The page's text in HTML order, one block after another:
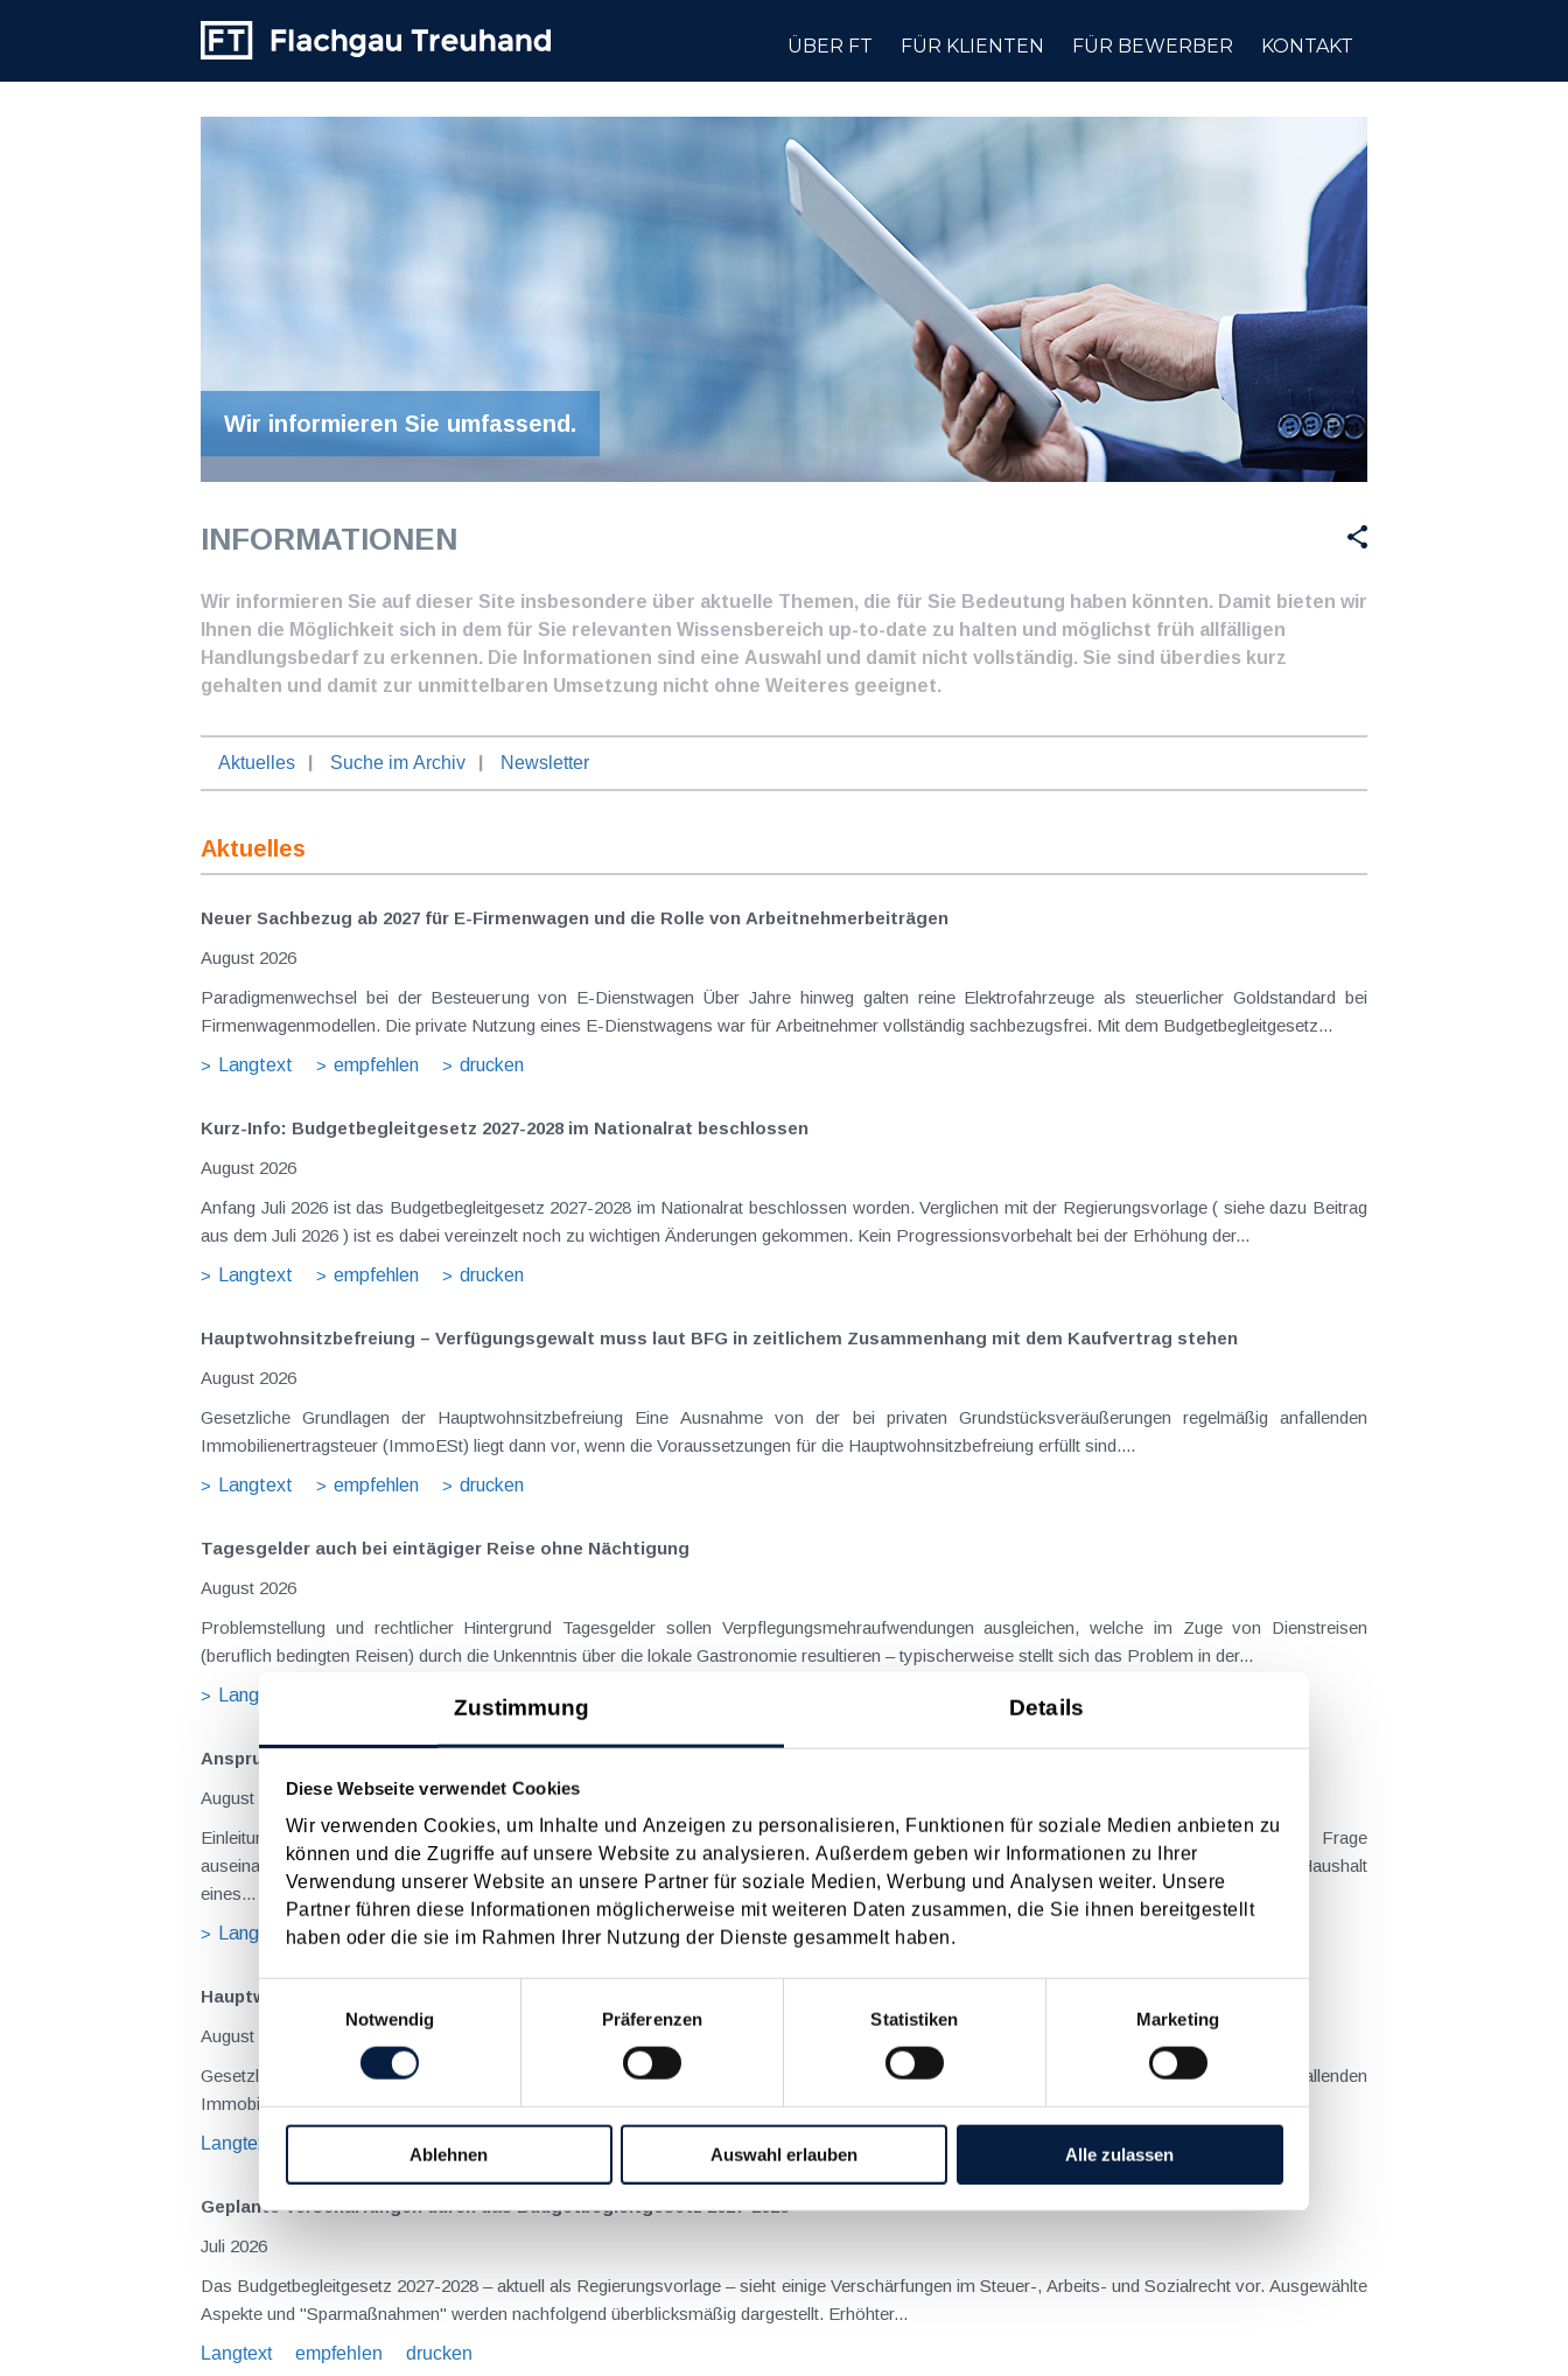
Zustimmung Details
Diese Webseite verwendet Cookies
Wir verwenden Cookies, um Inhalte und Anzeigen zu personalisieren, Funktionen für soziale Medien anbieten zu
können und die Zugriffe auf unsere Website zu analysieren. Außerdem geben wir Informationen zu Ihrer
Verwendung unserer Website an unsere Partner für soziale Medien, Werbung und Analysen weiter. Unsere
Partner führen diese Informationen möglicherweise mit weiteren Daten zusammen, die Sie ihnen bereitgestellt
haben oder die sie im Rahmen Ihrer Nutzung der Dienste gesammelt haben.
Einwilligungsauswahl
Notwendig
Präferenzen Statistiken Marketing
Ablehnen Auswahl erlauben Alle zulassen
ÜBER FT FÜR KLIENTEN FÜR BEWERBER KONTAKT
Wir informieren Sie umfassend.
INFORMATIONEN
Wir informieren Sie auf dieser Site insbesondere über aktuelle Themen, die für Sie Bedeutung haben könnten. Damit bieten wir
Ihnen die Möglichkeit sich in dem für Sie relevanten Wissensbereich up-to-date zu halten und möglichst früh allfälligen
Handlungsbedarf zu erkennen. Die Informationen sind eine Auswahl und damit nicht vollständig. Sie sind überdies kurz
gehalten und damit zur unmittelbaren Umsetzung nicht ohne Weiteres geeignet.
Aktuelles Suche im Archiv Newsletter
Aktuelles
Neuer Sachbezug ab 2027 für E-Firmenwagen und die Rolle von Arbeitnehmer​­beiträgen
August 2026
Paradigmenwechsel bei der Besteuerung von E-Dienstwagen Über Jahre hinweg galten reine Elektrofahrzeuge als steuerlicher Goldstandard bei
Firmenwagenmodellen. Die private Nutzung eines E-Dienstwagens war für Arbeitnehmer vollständig sachbezugsfrei. Mit dem Budgetbegleitgesetz...
Langtext
empfehlen drucken
Kurz-Info: Budgetbegleitgesetz 2027-2028 im Nationalrat beschlossen
August 2026
Anfang Juli 2026 ist das Budgetbegleitgesetz 2027-2028 im Nationalrat beschlossen worden. Verglichen mit der Regierungsvorlage ( siehe dazu Beitrag
aus dem Juli 2026 ) ist es dabei vereinzelt noch zu wichtigen Änderungen gekommen. Kein Progressionsvorbehalt bei der Erhöhung der...
Langtext
empfehlen drucken
Hauptwohnsitz​­befreiung – Verfügungsgewalt muss laut BFG in zeitlichem Zusammenhang mit dem Kaufvertrag stehen
August 2026
Gesetzliche Grundlagen der Hauptwohnsitzbefreiung Eine Ausnahme von der bei privaten Grundstücksveräußerungen regelmäßig anfallenden
Immobilienertragsteuer (ImmoESt) liegt dann vor, wenn die Voraussetzungen für die Hauptwohnsitzbefreiung erfüllt sind....
Langtext
empfehlen drucken
Tagesgelder auch bei eintägiger Reise ohne Nächtigung
August 2026
Problemstellung und rechtlicher Hintergrund Tagesgelder sollen Verpflegungsmehraufwendungen ausgleichen, welche im Zuge von Dienstreisen
(beruflich bedingten Reisen) durch die Unkenntnis über die lokale Gastronomie resultieren – typischerweise stellt sich das Problem in der...
Langtext
drucken
Anspruch auf Familienbeihilfe bei geschiedenen Eltern
August 2026
Einleitung und Kernaussage der Entscheidung Das Bundesfinanzgericht (GZ RV/7103366/2025 vom 10.02.2026) hatte sich mit der Frage
auseinanderzusetzen, welchem Elternteil nach einer Scheidung die Familienbeihilfe zusteht, wenn sich das Kind tatsächlich überwiegend im Haushalt
eines...
Langtext
empfehlen drucken
Hauptwohnsitz​­befreiung – Verfügungsgewalt muss laut BFG in zeitlichem Zusammenhang mit dem Kaufvertrag stehen
August 2026
Gesetzliche Grundlagen der Hauptwohnsitzbefreiung Eine Ausnahme von der bei privaten Grundstücksveräußerungen regelmäßig anfallenden
Immobilienertragsteuer (ImmoESt) liegt dann vor, wenn die Voraussetzungen für die Hauptwohnsitzbefreiung erfüllt sind....
Langtext
drucken
Geplante Verschärfungen durch das Budgetbegleitgesetz 2027-2028
Juli 2026
Das Budgetbegleitgesetz 2027-2028 – aktuell als Regierungsvorlage – sieht einige Verschärfungen im Steuer-, Arbeits- und Sozialrecht vor. Ausgewählte
Aspekte und "Sparmaßnahmen" werden nachfolgend überblicksmäßig dargestellt. Erhöhter...
Langtext
empfehlen drucken